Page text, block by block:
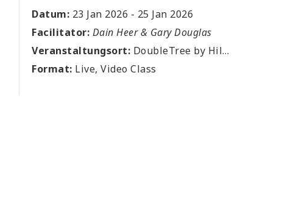
Datum: 23 Jan 2026 - 25 Jan 2026
Facilitator: Dain Heer & Gary Douglas
Veranstaltungsort: DoubleTree by Hilton Houston Greenway Plaza, 6 East Greenway Plaza, Houston, US
Format: Live, Video Class